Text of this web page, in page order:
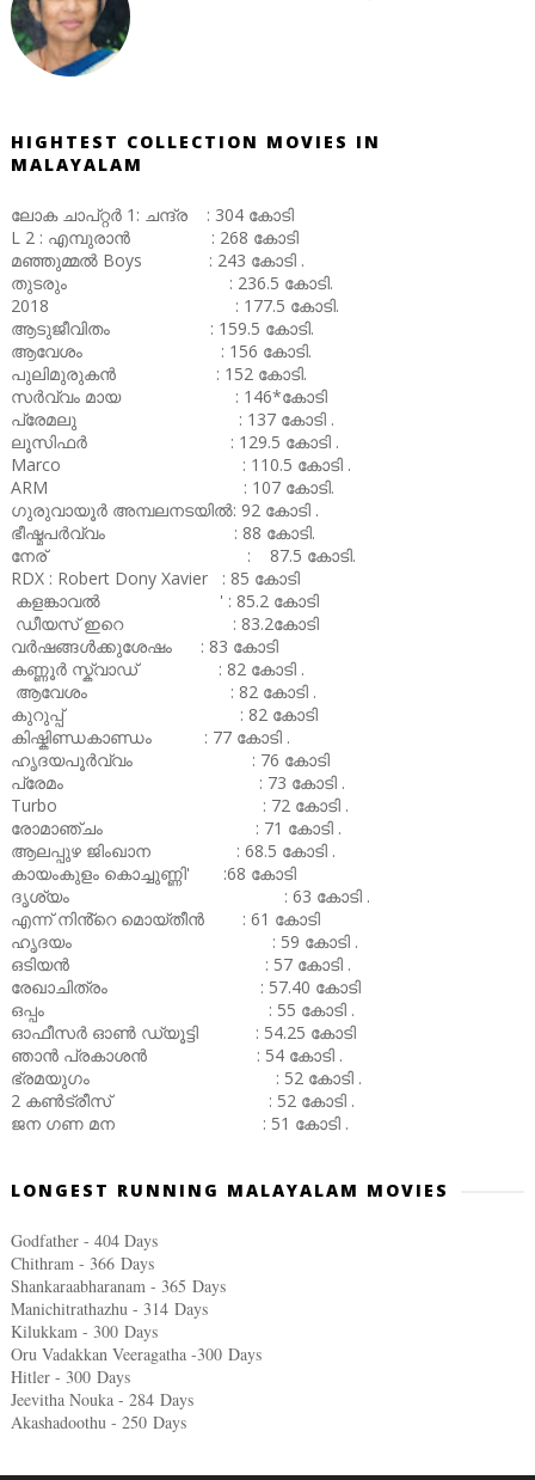
HIGHTEST COLLECTION MOVIES IN
MALAYALAM
ലോക ചാപ്റ്റർ 1: ചന്ദ്ര : 304 കോടി
L 2 : എമ്പുരാൻ : 268 കോടി
മഞ്ഞുമ്മൽ Boys : 243 കോടി .
തുടരും : 236.5 കോടി.
2018 : 177.5 കോടി.
ആടുജീവിതം : 159.5 കോടി.
ആവേശം : 156 കോടി.
പുലിമുരുകൻ : 152 കോടി.
സർവ്വം മായ : 146*കോടി
പ്രേമലു : 137 കോടി .
ലൂസിഫർ : 129.5 കോടി .
Marco : 110.5 കോടി .
ARM : 107 കോടി.
ഗുരുവായൂർ അമ്പലനടയിൽ: 92 കോടി .
ഭീഷ്മപർവ്വം : 88 കോടി.
നേര് : 87.5 കോടി.
RDX : Robert Dony Xavier : 85 കോടി
കളങ്കാവൽ ' : 85.2 കോടി
ഡീയസ് ഇറെ : 83.2കോടി
വർഷങ്ങൾക്കുശേഷം : 83 കോടി
കണ്ണൂർ സ്ക്വാഡ് : 82 കോടി .
ആവേശം : 82 കോടി .
കുറുപ്പ് : 82 കോടി
കിഷ്കിണ്ഡകാണ്ഡം : 77 കോടി .
ഹൃദയപൂർവ്വം : 76 കോടി
പ്രേമം : 73 കോടി .
Turbo : 72 കോടി .
രോമാഞ്ചം : 71 കോടി .
ആലപ്പുഴ ജിംഖാന : 68.5 കോടി .
കായംകുളം കൊച്ചുണ്ണി' :68 കോടി
ദൃശ്യം : 63 കോടി .
എന്ന് നിൻ്റെ മൊയ്തീൻ : 61 കോടി
ഹൃദയം : 59 കോടി .
ഒടിയൻ : 57 കോടി .
രേഖാചിത്രം : 57.40 കോടി
ഒപ്പം : 55 കോടി .
ഓഫീസർ ഓൺ ഡ്യൂട്ടി : 54.25 കോടി
ഞാൻ പ്രകാശൻ : 54 കോടി .
ഭ്രമയുഗം : 52 കോടി .
2 കൺട്രീസ് : 52 കോടി .
ജന ഗണ മന : 51 കോടി .
LONGEST RUNNING MALAYALAM MOVIES
Godfather - 404 Days
Chithram - 366 Days
Shankaraabharanam - 365 Days
Manichitrathazhu - 314 Days
Kilukkam - 300 Days
Oru Vadakkan Veeragatha -300 Days
Hitler - 300 Days
Jeevitha Nouka - 284 Days
Akashadoothu - 250 Days